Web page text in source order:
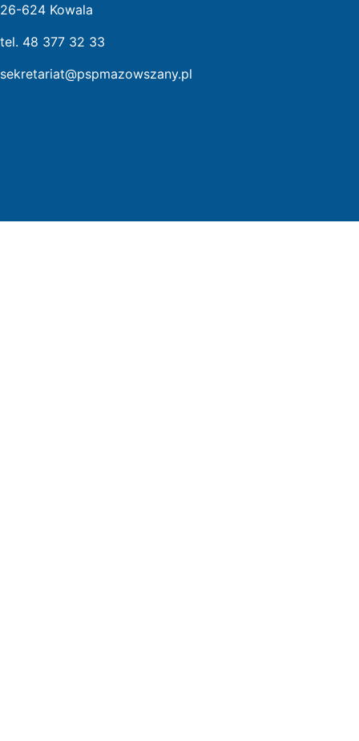
26-624 Kowala
tel. 48 377 32 33
sekretariat@pspmazowszany.pl